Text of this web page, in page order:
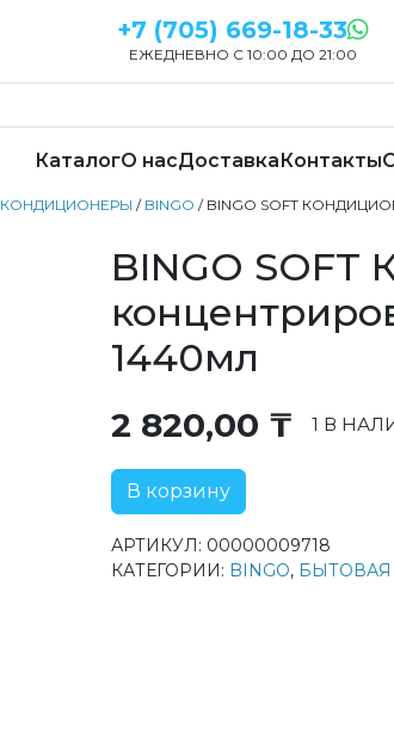
+7 (705) 669-18-33
ЕЖЕДНЕВНО С 10:00 ДО 21:00
КаталогО насДоставкаКонтакты
КОНДИЦИОНЕРЫ / BINGO / BINGO SOFT
BINGO SOFT
1440мл
2 820,00 ₸ 1 В
В корзину
АРТИКУЛ: 00000009718
КАТЕГОРИИ: BINGO,